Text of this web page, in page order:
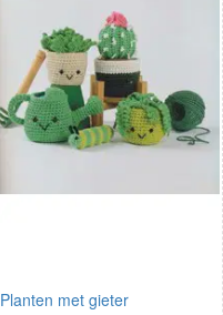
Planten met gieter